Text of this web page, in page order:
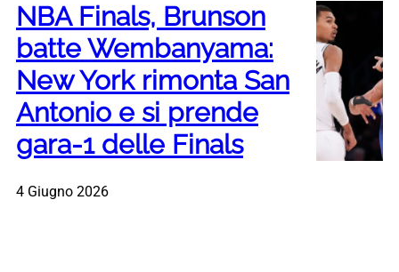
NBA Finals, Brunson
batte Wembanyama:
New York rimonta San
Antonio e si prende
gara-1 delle Finals
4 Giugno 2026